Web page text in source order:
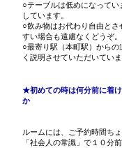
○テーブルは低めになって
しています。
○飲み物はお代わり自由と
すい場合も遠慮なくどうぞ。
○最寄り駅（本町駅）からの
く説明させていただいていま
★初めての時は何分前に着
か
ルームには、ご予約時間ち
「社会人の常識」で１０分